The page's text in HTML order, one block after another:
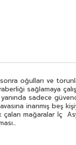
oğulları ve
sağlamaya
sadece
inanmış beş
çalan mağaralar İç